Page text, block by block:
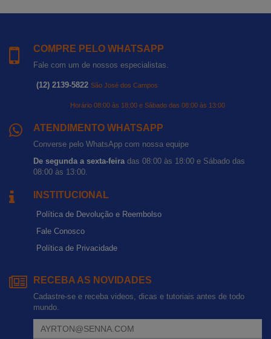
COMPRE PELO WHATSAPP
Fale com um de nossos especialistas.
(12) 2139-5822 São José dos Campos
Horário 08:00 às 18:00 e Sábado das 08:00 às 13:00
ATENDIMENTO WHATSAPP
Converse pelo WhatsApp com nossa equipe
De segunda a sexta-feiradas 08:00 às 18:00 e Sábado das
08:00 às 13:00.
INSTITUCIONAL
Política de Devolução e Reembolso
Fale Conosco
Política de Privacidade
RECEBA AS NOVIDADES
Cadastre-se e receba videos, dicas e tutoriais antes de todo
mundo.